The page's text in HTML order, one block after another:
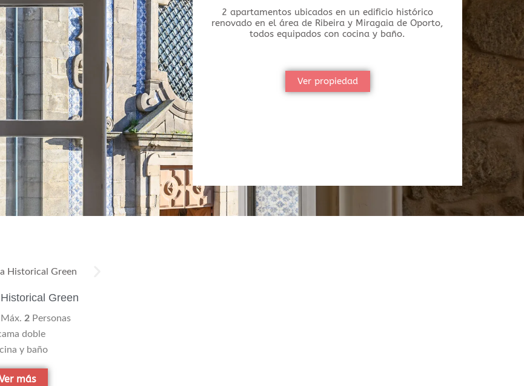
2 apartamentos ubicados en un edificio histórico
renovado en el área de Ribeira y Miragaia de Oporto,
todos equipados con cocina y baño.
Ver propiedad
Green
2 Personas
doble
y baño
más